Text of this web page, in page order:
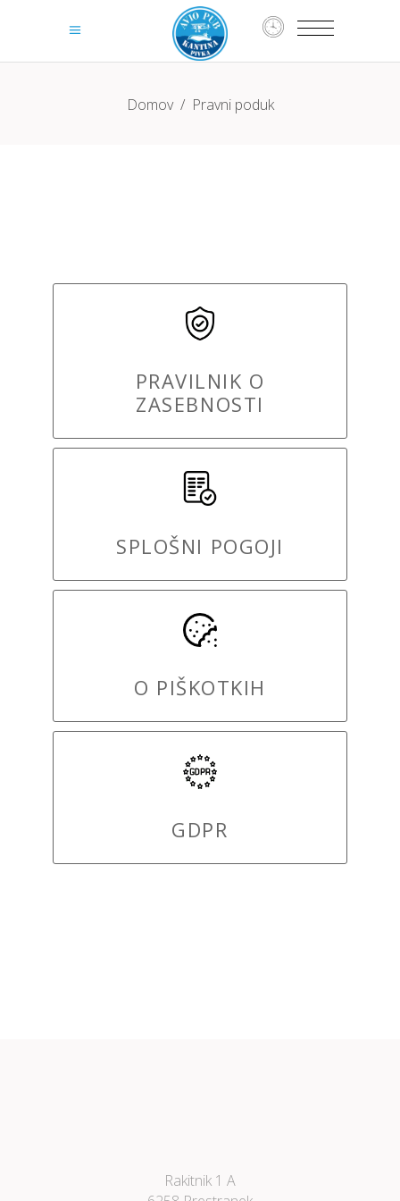
Domov/ Pravni poduk
PRAVILNIK O
ZASEBNOSTI
SPLOŠNI POGOJI
O PIŠKOTKIH
GDPR
Rakitnik 1 A